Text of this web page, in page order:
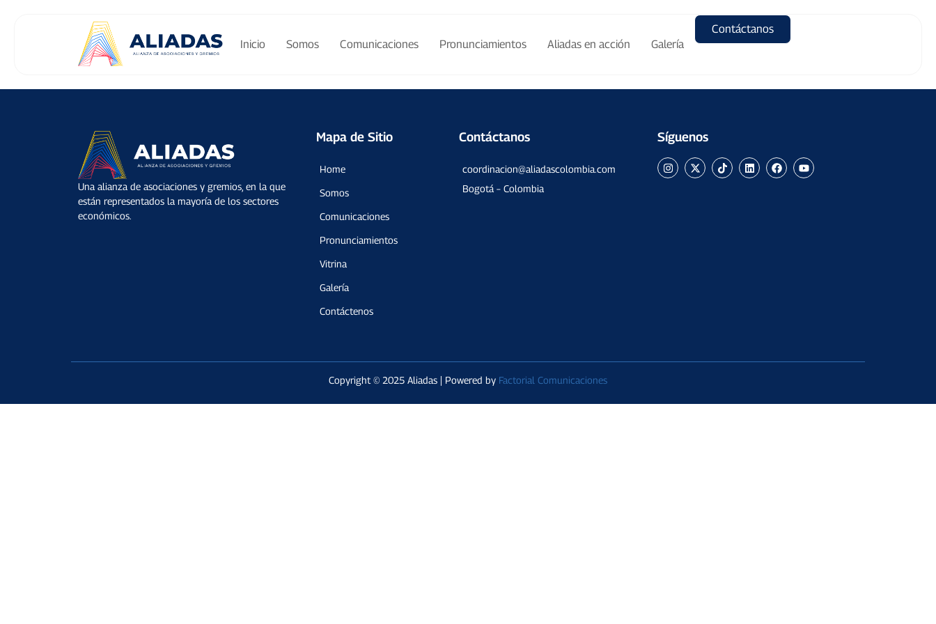
Inicio Somos Comunicaciones Pronunciamientos Aliadas en acción Galería
Contáctanos
Una alianza de asociaciones y gremios, en la que
están representados la mayoría de los sectores
económicos.
Mapa de Sitio
Home
Somos
Comunicaciones
Pronunciamientos
Vitrina
Galería
Contáctenos
Contáctanos
coordinacion@aliadascolombia.com
Bogotá – Colombia
Síguenos
Copyright © 2025 Aliadas | Powered by Factorial Comunicaciones